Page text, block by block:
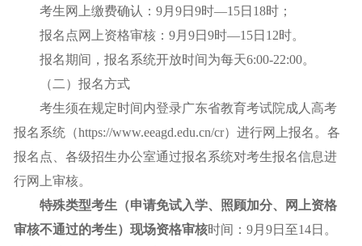
考生网上缴费确认：9月9日9时—15日18时；
报名点网上资格审核：9月9日9时—15日12时。
报名期间，报名系统开放时间为每天6:00-22:00。
（二）报名方式
考生须在规定时间内登录广东省教育考试院成人高考
报名系统（https://www.eeagd.edu.cn/cr）进行网上报名。各
报名点、各级招生办公室通过报名系统对考生报名信息进
行网上审核。
特殊类型考生（申请免试入学、照顾加分、网上资格
审核不通过的考生）现场资格审核时间：9月9日至14日。